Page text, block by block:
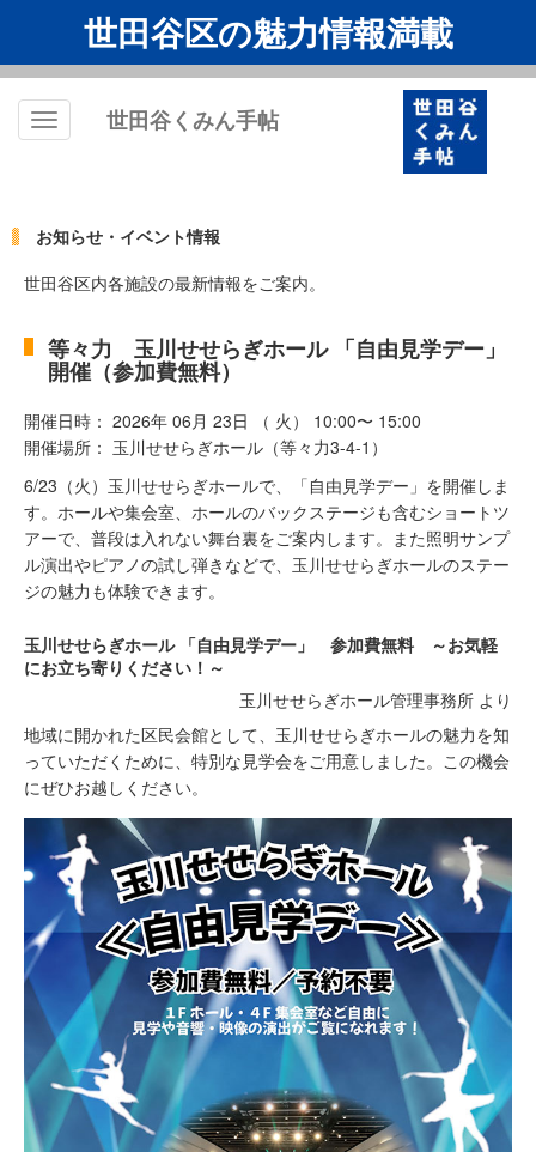
世田谷区の魅力情報満載
Toggle
世田谷くみん手帖
お知らせ・イベント情報
世田谷区内各施設の最新情報をご案内。
等々力 玉川せせらぎホール 「自由見学デー」
開催（参加費無料）
開催日時： 2026年 06月 23日 （ 火） 10:00〜 15:00
開催場所： 玉川せせらぎホール（等々力3-4-1）
6/23（火）玉川せせらぎホールで、「自由見学デー」を開催しま
す。ホールや集会室、ホールのバックステージも含むショートツ
アーで、普段は入れない舞台裏をご案内します。また照明サンプ
ル演出やピアノの試し弾きなどで、玉川せせらぎホールのステー
ジの魅力も体験できます。
玉川せせらぎホール 「自由見学デー」 参加費無料 ～お気軽
にお立ち寄りください！～
玉川せせらぎホール管理事務所 より
地域に開かれた区民会館として、玉川せせらぎホールの魅力を知
っていただくために、特別な見学会をご用意しました。この機会
にぜひお越しください。